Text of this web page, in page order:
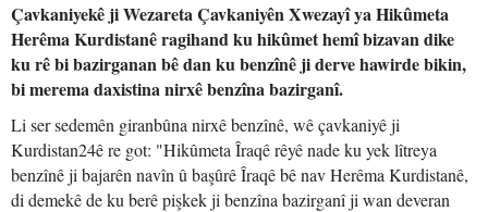
Çavkaniyekê ji Wezareta Çavkaniyên Xwezayî ya Hikûmeta
Herêma Kurdistanê ragihand ku hikûmet hemî bizavan dike
ku rê bi bazirganan bê dan ku benzînê ji derve hawirde bikin,
bi merema daxistina nirxê benzîna bazirganî.
Li ser sedemên giranbûna nirxê benzînê, wê çavkaniyê ji
Kurdistan24ê re got: "Hikûmeta Îraqê rêyê nade ku yek lîtreya
benzînê ji bajarên navîn û başûrê Îraqê bê nav Herêma Kurdistanê,
di demekê de ku berê pişkek ji benzîna bazirganî ji wan deveran